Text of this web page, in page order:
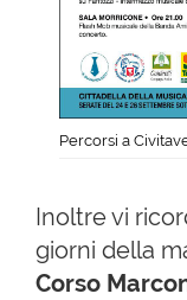
Percorsi a
Inoltre vi
giorni della
Corso